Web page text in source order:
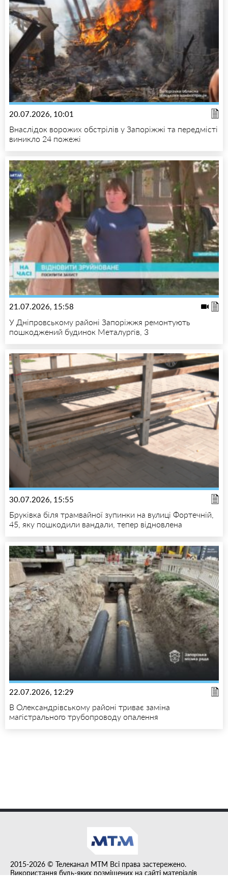
20.07.2026, 10:01
Внаслідок ворожих обстрілів у Запоріжжі та передмісті
виникло 24 пожежі
21.07.2026, 15:58
У Дніпровському районі Запоріжжя ремонтують
пошкоджений будинок Металургів, 3
30.07.2026, 15:55
Бруківка біля трамвайної зупинки на вулиці Фортечній,
45, яку пошкодили вандали, тепер відновлена
22.07.2026, 12:29
В Олександрівському районі триває заміна
магістрального трубопроводу опалення
2015-2026 © Телеканал MTM Всі права застережено.
Використання будь-яких розміщених на сайті матеріалів